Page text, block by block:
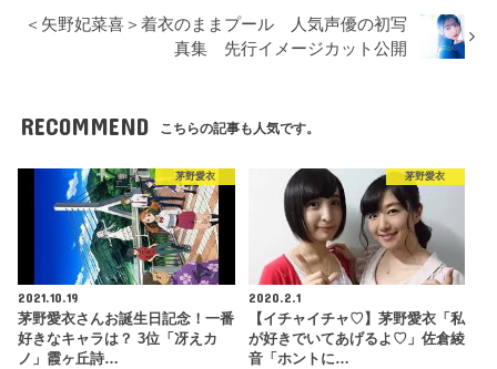
＜矢野妃菜喜＞着衣のままプール 人気声優の初写
真集 先行イメージカット公開
RECOMMEND こちらの記事も人気です。
茅野愛衣
2021.10.19
茅野愛衣さんお誕生日記念！一番
好きなキャラは？ 3位「冴えカ
ノ」霞ヶ丘詩…
茅野愛衣
2020.2.1
【イチャイチャ♡】茅野愛衣「私
が好きでいてあげるよ♡」佐倉綾
音「ホントに…